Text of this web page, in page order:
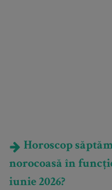
Horoscop
norocoasă în
iunie 2026?